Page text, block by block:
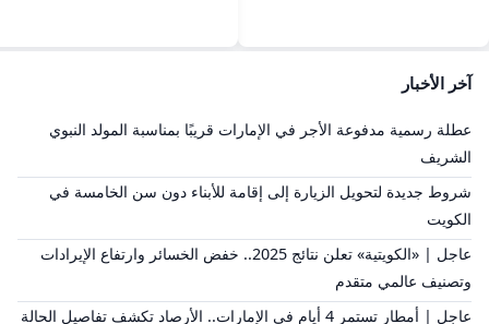
آخر الأخبار
عطلة رسمية مدفوعة الأجر في الإمارات قريبًا بمناسبة المولد النبوي
الشريف
شروط جديدة لتحويل الزيارة إلى إقامة للأبناء دون سن الخامسة في
الكويت
عاجل | «الكويتية» تعلن نتائج 2025.. خفض الخسائر وارتفاع الإيرادات
وتصنيف عالمي متقدم
عاجل | أمطار تستمر 4 أيام في الإمارات.. الأرصاد تكشف تفاصيل الحالة